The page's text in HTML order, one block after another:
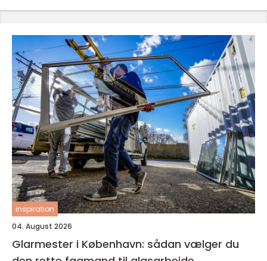
inspiration
04. August 2026
Glarmester i København: sådan vælger du